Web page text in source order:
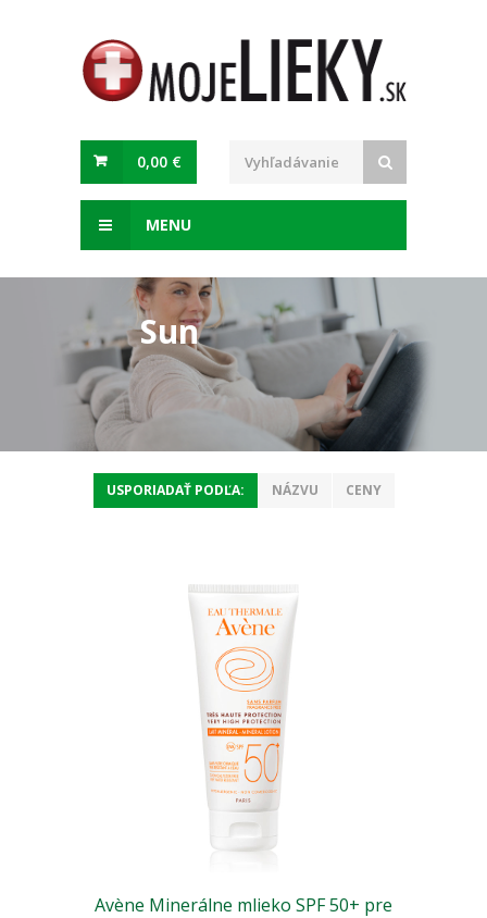
0,00 €
MENU
Sun
USPORIADAŤ PODĽA: NÁZVU CENY
Avène Minerálne mlieko SPF 50+ pre